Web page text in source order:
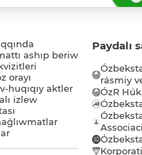
ashıp beriw
orayı
huqıqıy aktler
izlew
Paydalı
rásmiy
ÓzR